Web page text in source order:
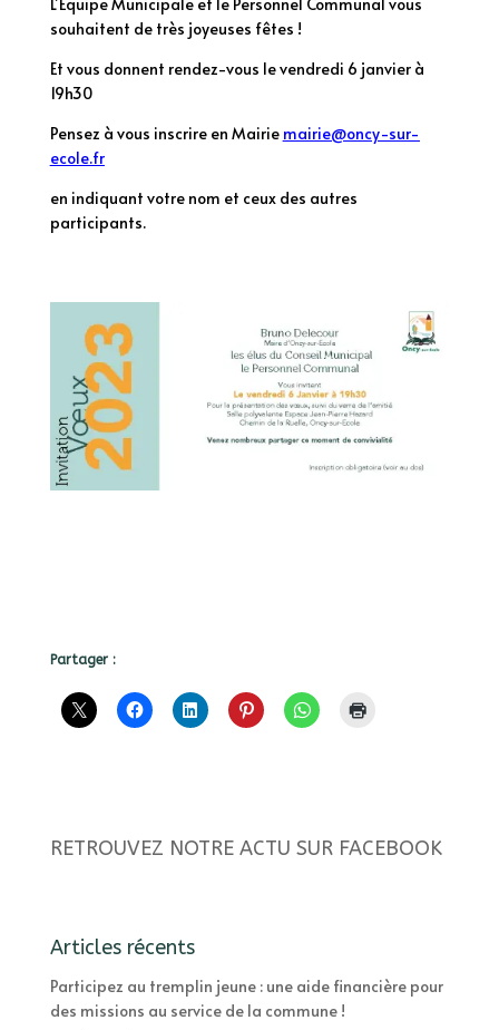
souhaitent de très joyeuses fêtes !
Et vous donnent rendez-vous le vendredi 6 janvier à
19h30
Pensez à vous inscrire en Mairie mairie@oncy-sur-
ecole.fr
en indiquant votre nom et ceux des autres
participants.
Partager :
RETROUVEZ NOTRE ACTU SUR FACEBOOK
Articles récents
Participez au tremplin jeune : une aide financière pour
des missions au service de la commune !